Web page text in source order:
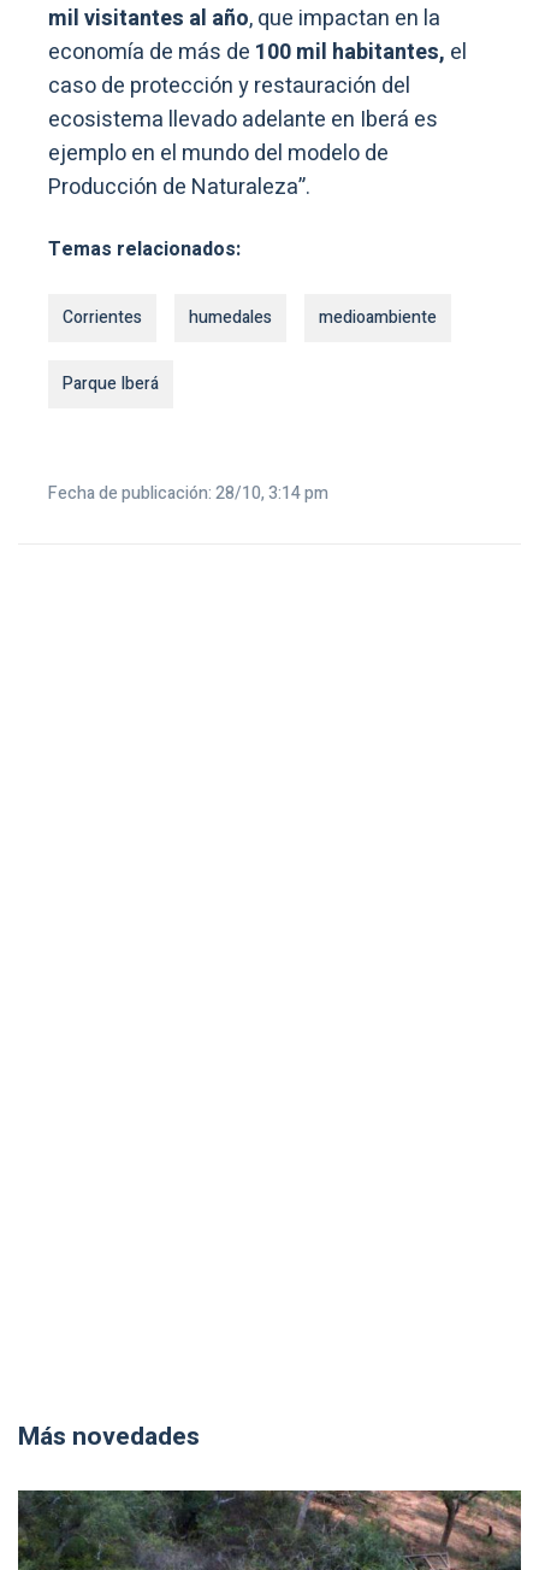
mil visitantes al año, que impactan en la
economía de más de 100 mil habitantes, el
caso de protección y restauración del
ecosistema llevado adelante en Iberá es
ejemplo en el mundo del modelo de
Producción de Naturaleza”.
Temas relacionados:
Corrientes humedales medioambiente
Parque Iberá
Fecha de publicación: 28/10, 3:14 pm
Más novedades